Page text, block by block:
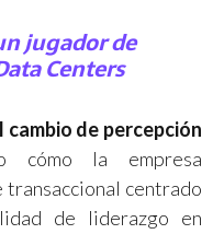
jugador de
Centers
de percepción
cómo la empresa
transaccional centrado
de liderazgo en